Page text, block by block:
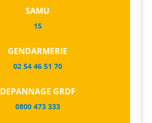
SAMU
15
GENDARMERIE
02 54 46 51 70
DEPANNAGE GRDF
0800 473 333